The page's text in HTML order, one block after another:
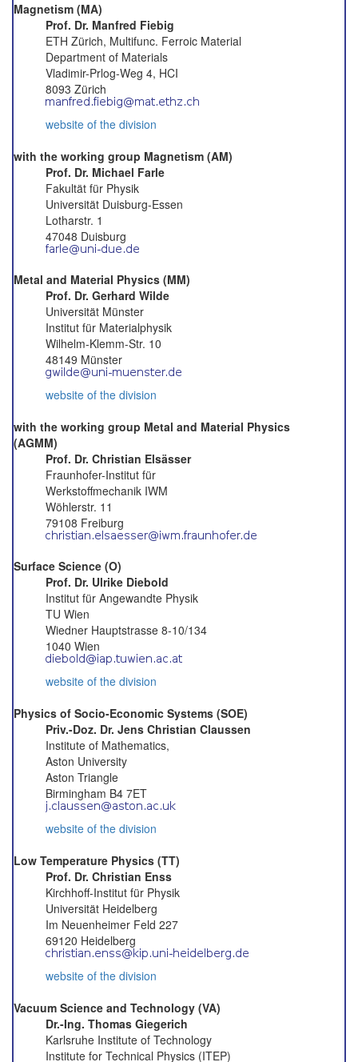
Magnetism (MA)
Prof. Dr. Manfred Fiebig
ETH Zürich, Multifunc. Ferroic Material
Department of Materials
Vladimir-Prlog-Weg 4, HCI
8093 Zürich
website of the division
with the working group Magnetism (AM)
Prof. Dr. Michael Farle
Fakultät für Physik
Universität Duisburg-Essen
Lotharstr. 1
47048 Duisburg
Metal and Material Physics (MM)
Prof. Dr. Gerhard Wilde
Universität Münster
Institut für Materialphysik
Wilhelm-Klemm-Str. 10
48149 Münster
website of the division
with the working group Metal and Material Physics
(AGMM)
Prof. Dr. Christian Elsässer
Fraunhofer-Institut für
Werkstoffmechanik IWM
Wöhlerstr. 11
79108 Freiburg
Surface Science (O)
Prof. Dr. Ulrike Diebold
Institut für Angewandte Physik
TU Wien
Wiedner Hauptstrasse 8-10/134
1040 Wien
website of the division
Physics of Socio-Economic Systems (SOE)
Priv.-Doz. Dr. Jens Christian Claussen
Institute of Mathematics,
Aston University
Aston Triangle
Birmingham B4 7ET
website of the division
Low Temperature Physics (TT)
Prof. Dr. Christian Enss
Kirchhoff-Institut für Physik
Universität Heidelberg
Im Neuenheimer Feld 227
69120 Heidelberg
website of the division
Vacuum Science and Technology (VA)
Dr.-Ing. Thomas Giegerich
Karlsruhe Institute of Technology
Institute for Technical Physics (ITEP)